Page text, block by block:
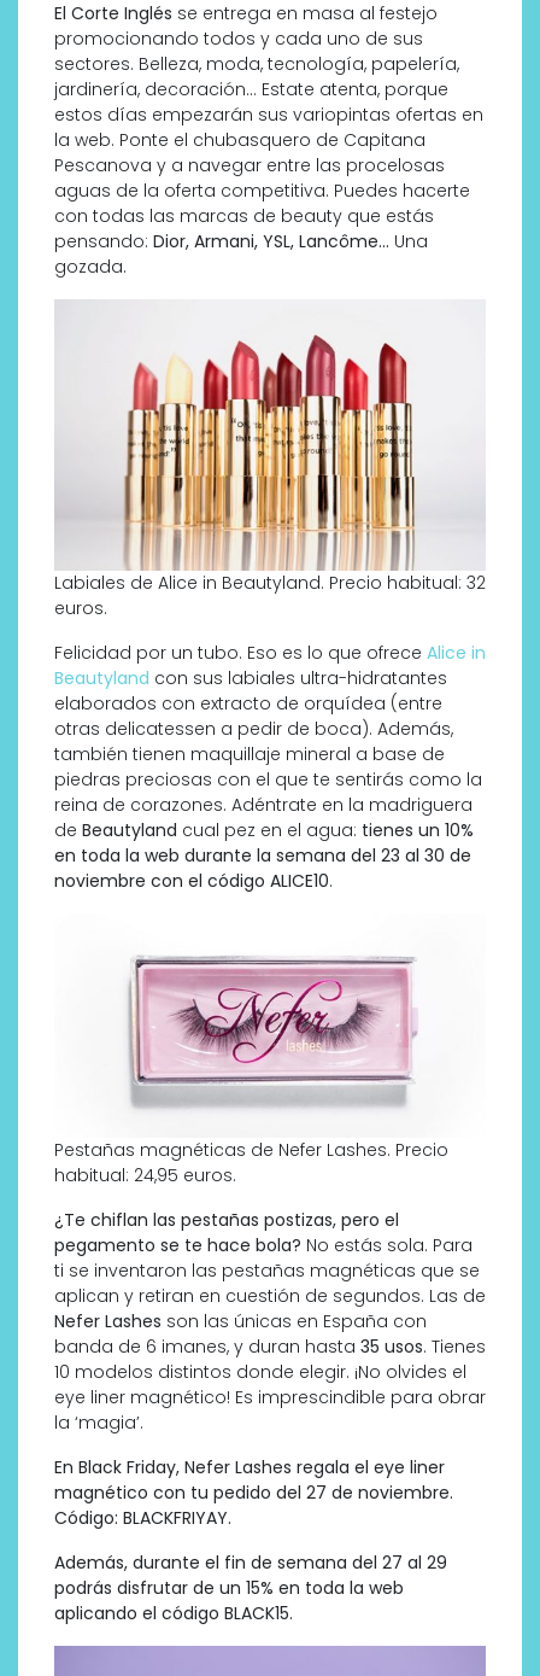
El Corte Inglés se entrega en masa al festejo
promocionando todos y cada uno de sus
sectores. Belleza, moda, tecnología, papelería,
jardinería, decoración… Estate atenta, porque
estos días empezarán sus variopintas ofertas en
la web. Ponte el chubasquero de Capitana
Pescanova y a navegar entre las procelosas
aguas de la oferta competitiva. Puedes hacerte
con todas las marcas de beauty que estás
pensando: Dior, Armani, YSL, Lancôme… Una
gozada.
Labiales de Alice in Beautyland. Precio habitual: 32
euros.
Felicidad por un tubo. Eso es lo que ofrece Alice in
Beautyland con sus labiales ultra-hidratantes
elaborados con extracto de orquídea (entre
otras delicatessen a pedir de boca). Además,
también tienen maquillaje mineral a base de
piedras preciosas con el que te sentirás como la
reina de corazones. Adéntrate en la madriguera
de Beautyland cual pez en el agua: tienes un 10%
en toda la web durante la semana del 23 al 30 de
noviembre con el código ALICE10.
Pestañas magnéticas de Nefer Lashes. Precio
habitual: 24,95 euros.
¿Te chiflan las pestañas postizas, pero el
pegamento se te hace bola? No estás sola. Para
ti se inventaron las pestañas magnéticas que se
aplican y retiran en cuestión de segundos. Las de
Nefer Lashes son las únicas en España con
banda de 6 imanes, y duran hasta 35 usos. Tienes
10 modelos distintos donde elegir. ¡No olvides el
eye liner magnético! Es imprescindible para obrar
la ‘magia’.
En Black Friday, Nefer Lashes regala el eye liner
magnético con tu pedido del 27 de noviembre.
Código: BLACKFRIYAY.
Además, durante el fin de semana del 27 al 29
podrás disfrutar de un 15% en toda la web
aplicando el código BLACK15.